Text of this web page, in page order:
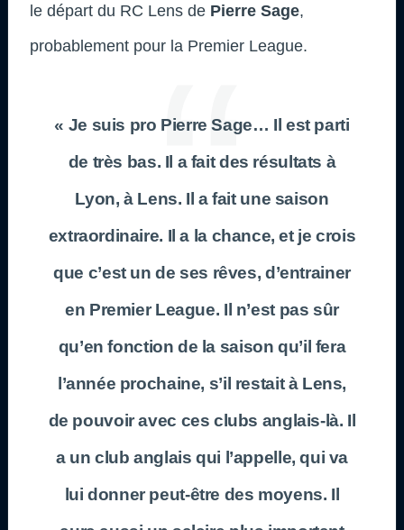
le départ du RC Lens de Pierre Sage,
probablement pour la Premier League.
« Je suis pro Pierre Sage… Il est parti
de très bas. Il a fait des résultats à
Lyon, à Lens. Il a fait une saison
extraordinaire. Il a la chance, et je crois
que c’est un de ses rêves, d’entrainer
en Premier League. Il n’est pas sûr
qu’en fonction de la saison qu’il fera
l’année prochaine, s’il restait à Lens,
de pouvoir avec ces clubs anglais-là. Il
a un club anglais qui l’appelle, qui va
lui donner peut-être des moyens. Il